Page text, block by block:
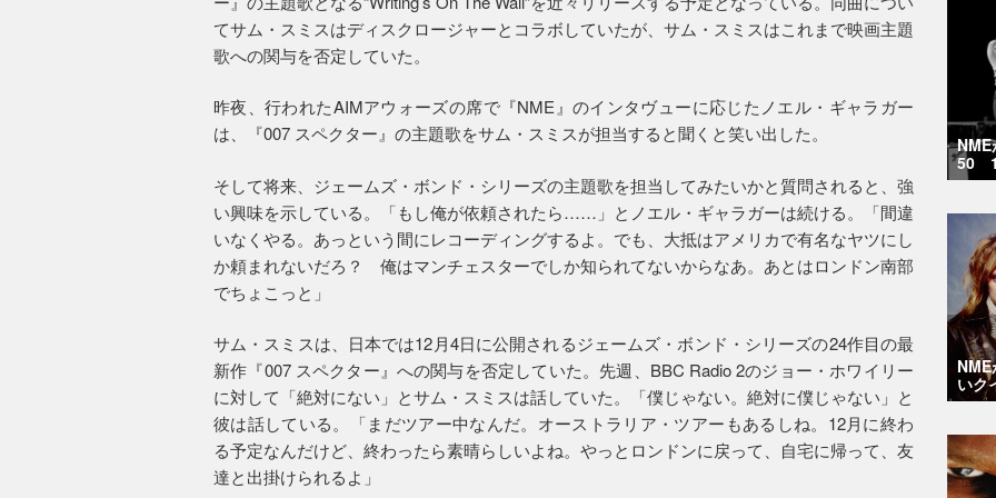
てサム・スミスはディスクロージャーとコラボしていたが、サム・スミスはこれまで映画主題
歌への関与を否定していた。
昨夜、行われたAIMアウォーズの席で『NME』のインタヴューに応じたノエル・ギャラガー
は、『007 スペクター』の主題歌をサム・スミスが担当すると聞くと笑い出した。
そして将来、ジェームズ・ボンド・シリーズの主題歌を担当してみたいかと質問されると、強
い興味を示している。「もし俺が依頼されたら……」とノエル・ギャラガーは続ける。「間違
いなくやる。あっという間にレコーディングするよ。でも、大抵はアメリカで有名なヤツにし
か頼まれないだろ？ 俺はマンチェスターでしか知られてないからなあ。あとはロンドン南部
でちょこっと」
サム・スミスは、日本では12月4日に公開されるジェームズ・ボンド・シリーズの24作目の最
新作『007 スペクター』への関与を否定していた。先週、BBC Radio 2のジョー・ホワイリー
に対して「絶対にない」とサム・スミスは話していた。「僕じゃない。絶対に僕じゃない」と
彼は話している。「まだツアー中なんだ。オーストラリア・ツアーもあるしね。12月に終わ
る予定なんだけど、終わったら素晴らしいよね。やっとロンドンに戻って、自宅に帰って、友
達と出掛けられるよ」
NME
50 1
いク